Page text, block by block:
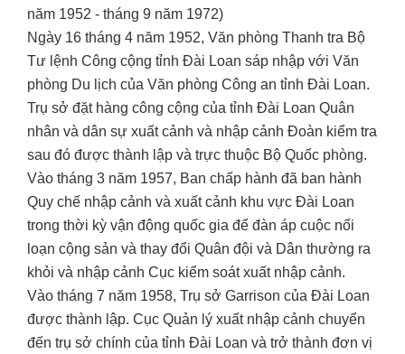
năm 1952 - tháng 9 năm 1972)
Ngày 16 tháng 4 năm 1952, Văn phòng Thanh tra Bộ
Tư lệnh Công cộng tỉnh Đài Loan sáp nhập với Văn
phòng Du lịch của Văn phòng Công an tỉnh Đài Loan.
Trụ sở đặt hàng công cộng của tỉnh Đài Loan Quân
nhân và dân sự xuất cảnh và nhập cảnh Đoàn kiểm tra
sau đó được thành lập và trực thuộc Bộ Quốc phòng.
Vào tháng 3 năm 1957, Ban chấp hành đã ban hành
Quy chế nhập cảnh và xuất cảnh khu vực Đài Loan
trong thời kỳ vận động quốc gia để đàn áp cuộc nổi
loạn cộng sản và thay đổi Quân đội và Dân thường ra
khỏi và nhập cảnh Cục kiểm soát xuất nhập cảnh.
Vào tháng 7 năm 1958, Trụ sở Garrison của Đài Loan
được thành lập. Cục Quản lý xuất nhập cảnh chuyển
đến trụ sở chính của tỉnh Đài Loan và trở thành đơn vị